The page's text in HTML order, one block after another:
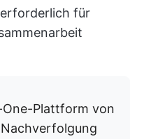
für
One-Plattform von